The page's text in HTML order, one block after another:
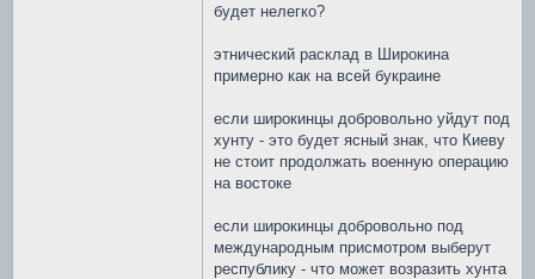
будет нелегко?
этнический расклад в Широкина
примерно как на всей букраине
если широкинцы добровольно уйдут под
хунту - это будет ясный знак, что Киеву
не стоит продолжать военную операцию
на востоке
если широкинцы добровольно под
международным присмотром выберут
республику - что может возразить хунта